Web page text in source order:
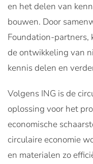
en het delen van
bouwen. Door
Foundation-partners,
de ontwikkeling van
kennis delen en
Volgens ING is de
oplossing voor het
economische
circulaire economie
en materialen zo